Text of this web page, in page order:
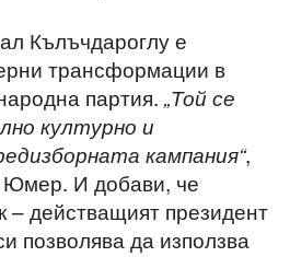
Кълъчдароглу е
трансформации в
партия. „Той се
културно и
кампания“,
И добави, че
– действащият президент
позволява да използва